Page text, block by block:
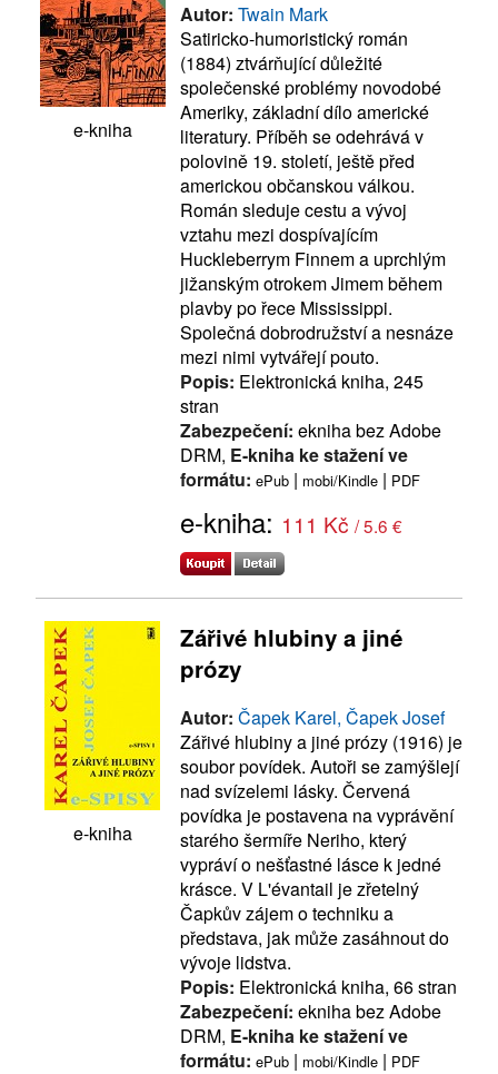
e-kniha
Autor: Twain Mark
Satiricko-humoristický román
(1884) ztvárňující důležité
společenské problémy novodobé
Ameriky, základní dílo americké
literatury. Příběh se odehrává v
polovině 19. století, ještě před
americkou občanskou válkou.
Román sleduje cestu a vývoj
vztahu mezi dospívajícím
Huckleberrym Finnem a uprchlým
jižanským otrokem Jimem během
plavby po řece Mississippi.
Společná dobrodružství a nesnáze
mezi nimi vytvářejí pouto.
Popis: Elektronická kniha, 245
stran
Zabezpečení: ekniha bez Adobe
DRM, E-kniha ke stažení ve
formátu: ePub | mobi/Kindle | PDF
e-kniha: 111 Kč / 5.6 €
e-kniha
Zářivé hlubiny a jiné
prózy
Autor: Čapek Karel, Čapek Josef
Zářivé hlubiny a jiné prózy (1916) je
soubor povídek. Autoři se zamýšlejí
nad svízelemi lásky. Červená
povídka je postavena na vyprávění
starého šermíře Neriho, který
vypráví o nešťastné lásce k jedné
krásce. V L'évantail je zřetelný
Čapkův zájem o techniku a
představa, jak může zasáhnout do
vývoje lidstva.
Popis: Elektronická kniha, 66 stran
Zabezpečení: ekniha bez Adobe
DRM, E-kniha ke stažení ve
formátu: ePub | mobi/Kindle | PDF